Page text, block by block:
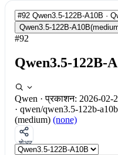
Qwen3.5-122B-A10B
#92
Qwen3.5-122B-
Qwen · प्रकाशन: 2026-02-
· qwen/qwen3.5-122b-
(medium) (none)
शेअर